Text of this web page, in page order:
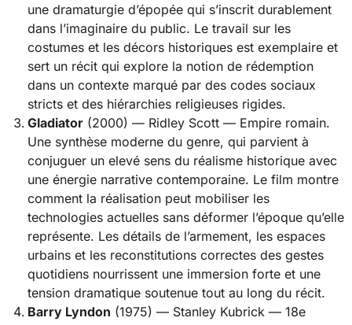
une dramaturgie d’épopée qui s’inscrit durablement
dans l’imaginaire du public. Le travail sur les
costumes et les décors historiques est exemplaire et
sert un récit qui explore la notion de rédemption
dans un contexte marqué par des codes sociaux
stricts et des hiérarchies religieuses rigides.
Gladiator (2000) — Ridley Scott — Empire romain.
Une synthèse moderne du genre, qui parvient à
conjuguer un elevé sens du réalisme historique avec
une énergie narrative contemporaine. Le film montre
comment la réalisation peut mobiliser les
technologies actuelles sans déformer l’époque qu’elle
représente. Les détails de l’armement, les espaces
urbains et les reconstitutions correctes des gestes
quotidiens nourrissent une immersion forte et une
tension dramatique soutenue tout au long du récit.
Barry Lyndon (1975) — Stanley Kubrick — 18e